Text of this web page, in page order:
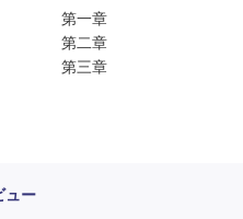
第一章
第二章
第三章
ュー